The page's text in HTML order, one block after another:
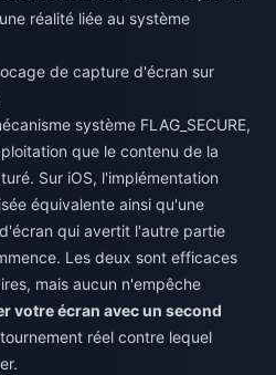
réalité liée au système
de capture d'écran sur
système FLAG_SECURE,
que le contenu de la
Sur iOS, l'implémentation
équivalente ainsi qu'une
qui avertit l'autre partie
Les deux sont efficaces
mais aucun n'empêche
votre écran avec un second
réel contre lequel